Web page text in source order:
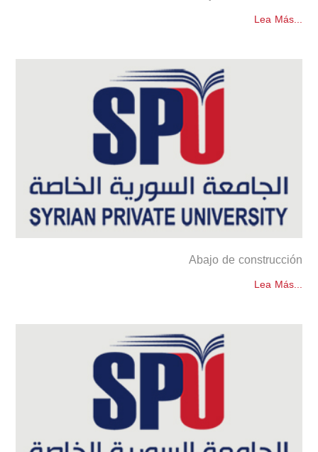
Lea Más...
Abajo de construcción
Lea Más...